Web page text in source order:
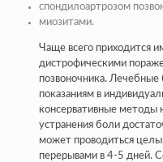
спондилоартрозом
миозитами.
Чаще всего приходится
дистрофическими
позвоночника. Лечебные
показаниям в
консервативные методы
устранения боли
может проводиться
перерывами в 4-5 дней.